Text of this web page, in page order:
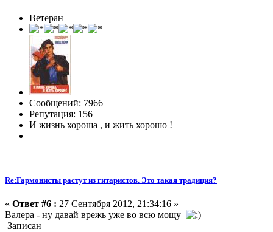
Ветеран
Сообщений: 7966
Репутация: 156
И жизнь хороша , и жить хорошо !
Re:Гармонисты растут из гитаристов. Это такая традиция?
« Ответ #6 : 27 Сентября 2012, 21:34:16 »
Валера - ну давай врежь уже во всю мощу
Записан